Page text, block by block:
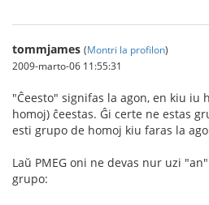
tommjames (Montri la profilon)
2009-marto-06 11:55:31
"Ĉeesto" signifas la agon, en kiu iu
homoj) ĉeestas. Ĝi certe ne estas
esti grupo de homoj kiu faras la
Laŭ PMEG oni ne devas nur uzi
grupo: